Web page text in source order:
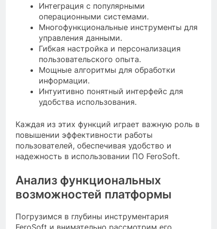
Интеграция с популярными
операционными системами.
Многофункциональные инструменты для
управления данными.
Гибкая настройка и персонализация
пользовательского опыта.
Мощные алгоритмы для обработки
информации.
Интуитивно понятный интерфейс для
удобства использования.
Каждая из этих функций играет важную роль в
повышении эффективности работы
пользователей, обеспечивая удобство и
надежность в использовании ПО FeroSoft.
Анализ функциональных
возможностей платформы
Погрузимся в глубины инструментария
FeroSoft и внимательно рассмотрим его